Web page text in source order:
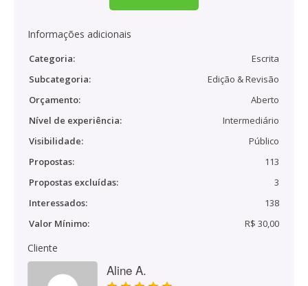
Informações adicionais
Categoria:
Escrita
Subcategoria:
Edição & Revisão
Orçamento:
Aberto
Nível de experiência:
Intermediário
Visibilidade:
Público
Propostas:
113
Propostas excluídas:
3
Interessados:
138
Valor Mínimo:
R$ 30,00
Cliente
Aline A.